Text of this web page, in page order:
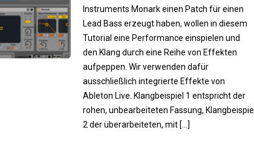
Instruments Monark einen Patch für einen
Lead Bass erzeugt haben, wollen in diesem
Tutorial eine Performance einspielen und
den Klang durch eine Reihe von Effekten
aufpeppen. Wir verwenden dafür
ausschließlich integrierte Effekte von
Ableton Live. Klangbeispiel 1 entspricht der
rohen, unbearbeiteten Fassung, Klangbeispiel
2 der überarbeiteten, mit […]